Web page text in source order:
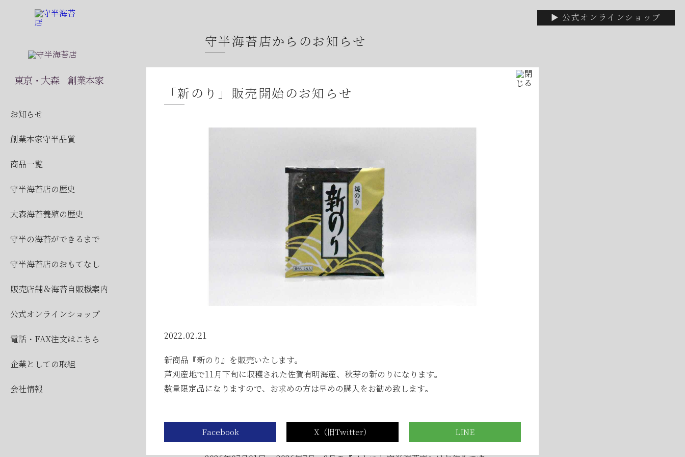
守半海苔店からのお知らせ
2026年07月23日
【８月の夏季休業日とワゴンセールのお知らせ】
2026年お中元時期の日曜日店舗営業のお知らせ
JR大森駅開業150年記念イベントのお知らせ
6月のメトロde守半海苔店は ”麻布十番” です！
6月のメトロde守半海苔店は ”麻布十番” です！
【2026年6月ワゴンセール開催のお知らせ】
公式オンラインショップからのお知らせ
2026年07月23日
【８月の夏季休業日とワゴンセールのお知らせ】
東京・大森 創業本家
お知らせ
創業本家守半品質
商品一覧
守半海苔店の歴史
大森海苔養殖の歴史
守半の海苔ができるまで
守半海苔店のおもてなし
販売店舗＆海苔自販機案内
公式オンラインショップ
電話・FAX注文はこちら
企業としての取組
会社情報
▶ 公式オンラインショップ
「新のり」販売開始のお知らせ
2022.02.21
新商品『新のり』を販売いたします。
芦刈産地で11月下旬に収穫された佐賀有明海産、秋芽の新のりになります。
数量限定品になりますので、お求めの方は早めの購入をお勧め致します。